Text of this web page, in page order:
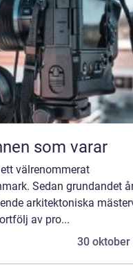
som varar
välrenommerat
Sedan grundandet
arkitektoniska
av pro...
30 oktober